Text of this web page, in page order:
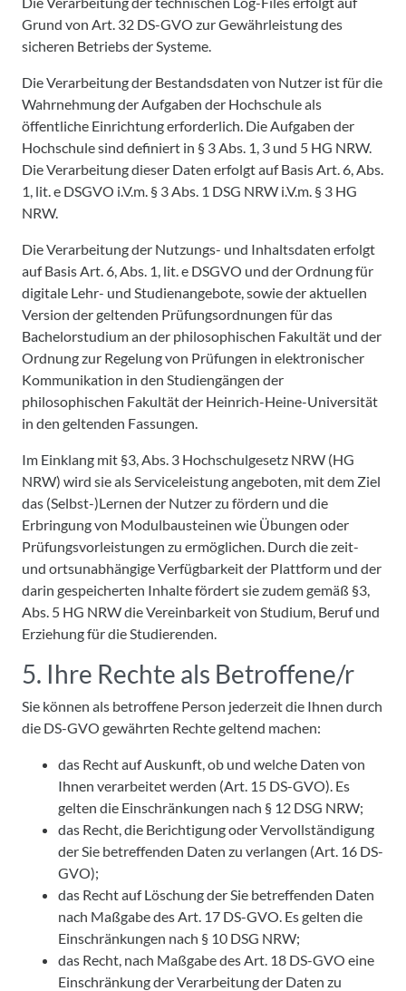
Grund von Art. 32 DS-GVO zur Gewährleistung des
sicheren Betriebs der Systeme.
Die Verarbeitung der Bestandsdaten von Nutzer ist für die
Wahrnehmung der Aufgaben der Hochschule als
öffentliche Einrichtung erforderlich. Die Aufgaben der
Hochschule sind definiert in § 3 Abs. 1, 3 und 5 HG NRW.
Die Verarbeitung dieser Daten erfolgt auf Basis Art. 6, Abs.
1, lit. e DSGVO i.V.m. § 3 Abs. 1 DSG NRW i.V.m. § 3 HG
NRW.
Die Verarbeitung der Nutzungs- und Inhaltsdaten erfolgt
auf Basis Art. 6, Abs. 1, lit. e DSGVO und der Ordnung für
digitale Lehr- und Studienangebote, sowie der aktuellen
Version der geltenden Prüfungsordnungen für das
Bachelorstudium an der philosophischen Fakultät und der
Ordnung zur Regelung von Prüfungen in elektronischer
Kommunikation in den Studiengängen der
philosophischen Fakultät der Heinrich-Heine-Universität
in den geltenden Fassungen.
Im Einklang mit §3, Abs. 3 Hochschulgesetz NRW (HG
NRW) wird sie als Serviceleistung angeboten, mit dem Ziel
das (Selbst-)Lernen der Nutzer zu fördern und die
Erbringung von Modulbausteinen wie Übungen oder
Prüfungsvorleistungen zu ermöglichen. Durch die zeit-
und ortsunabhängige Verfügbarkeit der Plattform und der
darin gespeicherten Inhalte fördert sie zudem gemäß §3,
Abs. 5 HG NRW die Vereinbarkeit von Studium, Beruf und
Erziehung für die Studierenden.
5. Ihre Rechte als Betroffene/r
Sie können als betroffene Person jederzeit die Ihnen durch
die DS-GVO gewährten Rechte geltend machen:
das Recht auf Auskunft, ob und welche Daten von
Ihnen verarbeitet werden (Art. 15 DS-GVO). Es
gelten die Einschränkungen nach § 12 DSG NRW;
das Recht, die Berichtigung oder Vervollständigung
der Sie betreffenden Daten zu verlangen (Art. 16 DS-
GVO);
das Recht auf Löschung der Sie betreffenden Daten
nach Maßgabe des Art. 17 DS-GVO. Es gelten die
Einschränkungen nach § 10 DSG NRW;
das Recht, nach Maßgabe des Art. 18 DS-GVO eine
Einschränkung der Verarbeitung der Daten zu